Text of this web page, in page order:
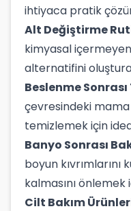
ihtiyaca pratik
Alt Değiştirme
kimyasal
alternatifini
Beslenme
çevresindeki mama
temizlemek için
Banyo Sonrası
boyun
kalmasını
Cilt Bakım